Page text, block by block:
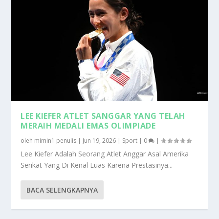
LEE KIEFER ATLET SANGGAR YANG TELAH
MERAIH MEDALI EMAS OLIMPIADE
oleh mimin1 penulis | Jun 19, 2026 | Sport | 0 |
Lee Kiefer Adalah Seorang Atlet Anggar Asal Amerika
Serikat Yang Di Kenal Luas Karena Prestasinya...
BACA SELENGKAPNYA